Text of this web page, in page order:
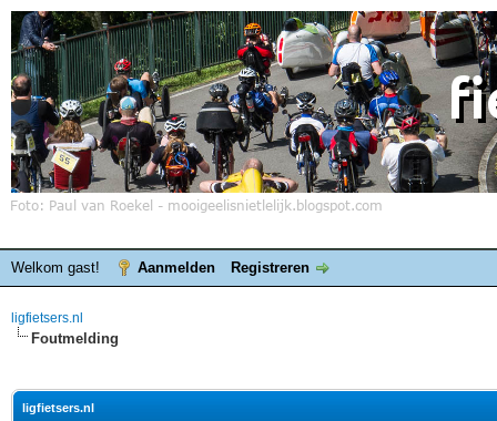
Welkom gast! Aanmelden Registreren
ligfietsers.nl
Foutmelding
ligfietsers.nl